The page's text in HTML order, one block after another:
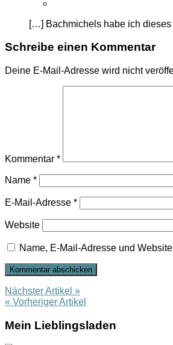
[…] Bachmichels habe ich
Schreibe einen Kommentar
Deine E-Mail-Adresse wird nicht
Kommentar *
Name *
E-Mail-Adresse *
Website
Name, E-Mail-Adresse und
Nächster Artikel »
« Vorheriger Artikel
Mein Lieblingsladen